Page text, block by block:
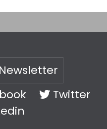
Twitter